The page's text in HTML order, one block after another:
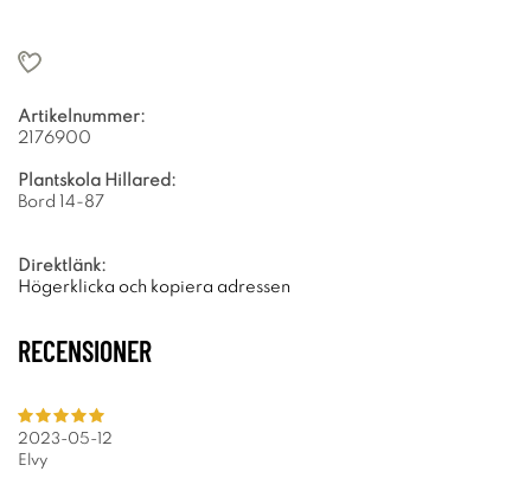
Artikelnummer:
2176900
Plantskola Hillared:
Bord 14-87
Direktlänk:
Högerklicka och kopiera adressen
RECENSIONER
2023-05-12
Elvy